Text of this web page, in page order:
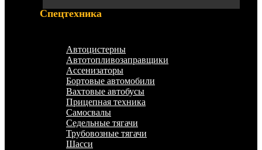
Спецтехника
Автоцистерны
Автотопливозаправщики
Ассенизаторы
Бортовые автомобили
Вахтовые автобусы
Прицепная техника
Самосвалы
Седельные тягачи
Трубовозные тягачи
Шасси